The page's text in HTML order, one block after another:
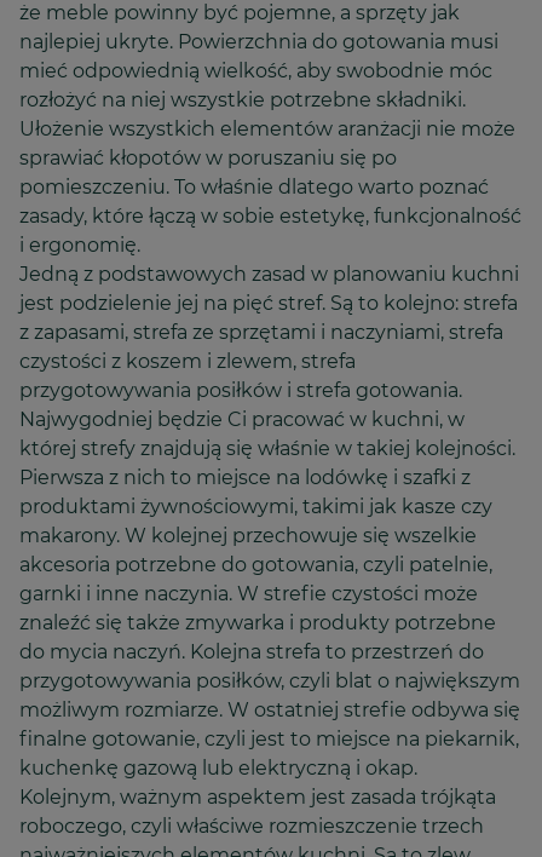
że meble powinny być pojemne, a sprzęty jak
najlepiej ukryte. Powierzchnia do gotowania musi
mieć odpowiednią wielkość, aby swobodnie móc
rozłożyć na niej wszystkie potrzebne składniki.
Ułożenie wszystkich elementów aranżacji nie może
sprawiać kłopotów w poruszaniu się po
pomieszczeniu. To właśnie dlatego warto poznać
zasady, które łączą w sobie estetykę, funkcjonalność
i ergonomię.
Jedną z podstawowych zasad w planowaniu kuchni
jest podzielenie jej na pięć stref. Są to kolejno: strefa
z zapasami, strefa ze sprzętami i naczyniami, strefa
czystości z koszem i zlewem, strefa
przygotowywania posiłków i strefa gotowania.
Najwygodniej będzie Ci pracować w kuchni, w
której strefy znajdują się właśnie w takiej kolejności.
Pierwsza z nich to miejsce na lodówkę i szafki z
produktami żywnościowymi, takimi jak kasze czy
makarony. W kolejnej przechowuje się wszelkie
akcesoria potrzebne do gotowania, czyli patelnie,
garnki i inne naczynia. W strefie czystości może
znaleźć się także zmywarka i produkty potrzebne
do mycia naczyń. Kolejna strefa to przestrzeń do
przygotowywania posiłków, czyli blat o największym
możliwym rozmiarze. W ostatniej strefie odbywa się
finalne gotowanie, czyli jest to miejsce na piekarnik,
kuchenkę gazową lub elektryczną i okap.
Kolejnym, ważnym aspektem jest zasada trójkąta
roboczego, czyli właściwe rozmieszczenie trzech